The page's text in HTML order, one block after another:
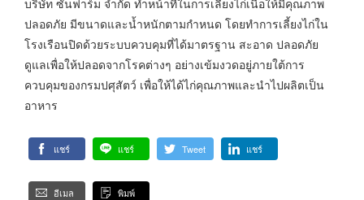
ปลอดภัย มีขนาดและน้ำหนักตามกำหนด โดยทำการเลี้ยงไก่ใน
โรงเรือนปิดด้วยระบบควบคุมที่ได้มาตรฐาน สะอาด ปลอดภัย
ดูแลเพื่อให้ปลอดจากโรคต่างๆ อย่างเข้มงวดอยู่ภายใต้การ
ควบคุมของกรมปศุสัตว์ เพื่อให้ได้ไก่คุณภาพและนำไปผลิตเป็น
อาหาร
แชร์ แชร์ Tweet แชร์
อีเมล พิมพ์